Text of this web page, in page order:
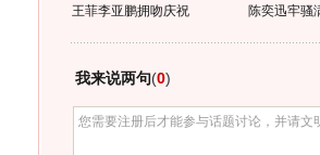
王菲李亚鹏拥吻庆祝
陈奕迅牢骚
我来说两句(0)